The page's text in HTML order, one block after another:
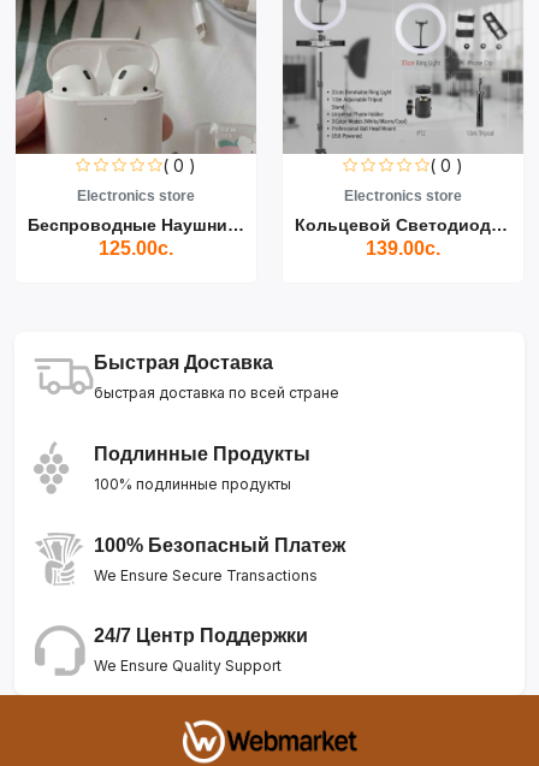
( 0 )
Electronics store
Беспроводные Наушники Air...
125.00с.
( 0 )
Electronics store
Кольцевой Светодиодный Св...
139.00с.
Быстрая Доставка
быстрая доставка по всей стране
Подлинные Продукты
100% подлинные продукты
100% Безопасный Платеж
We Ensure Secure Transactions
24/7 Центр Поддержки
We Ensure Quality Support